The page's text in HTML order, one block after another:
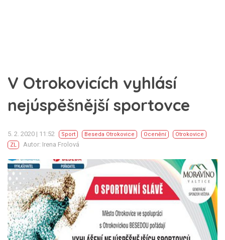
V Otrokovicích vyhlásí
nejúspěšnější sportovce
5. 2. 2020 | 11:52 Sport Beseda Otrokovice Ocenění
Otrokovice
ZL
Autor: Irena Frolová